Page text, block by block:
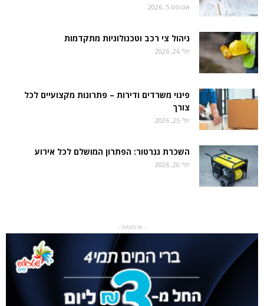
אוגוסט 5, 2026
ניהול צי רכב וטכנולוגיות מתקדמות
יולי 26, 2026
פינוי משרדים ודירות – פתרונות מקצועיים לכל
צורך
יולי 25, 2026
השכרת גנרטור: הפתרון המושלם לכל אירוע
יולי 20, 2026
- פרסומת -